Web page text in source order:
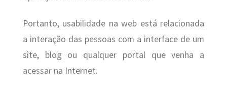
Portanto, usabilidade na web está relacionada
a interação das pessoas com a interface de um
site, blog ou qualquer portal que venha a
acessar na Internet.